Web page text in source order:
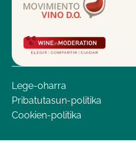
Lege-oharra
Pribatutasun-politika
Cookien-politika